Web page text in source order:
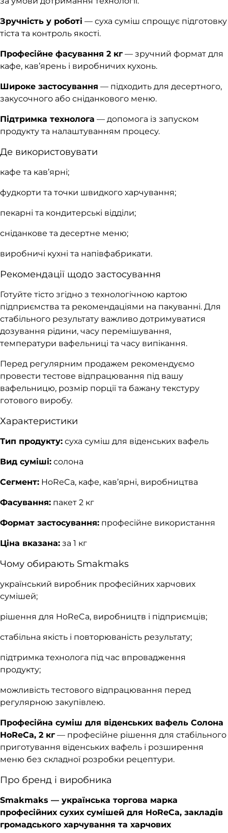
Зручність у роботі — суха суміш спрощує підготовку
тіста та контроль якості.
Професійне фасування 2 кг— зручний формат для
кафе, кав’ярень і виробничих кухонь.
Широке застосування — підходить для десертного,
закусочного або сніданкового меню.
Підтримка технолога — допомога із запуском
продукту та налаштуванням процесу.
Де використовувати
кафе та кав’ярні;
фудкорти та точки швидкого харчування;
пекарні та кондитерські відділи;
сніданкове та десертне меню;
виробничі кухні та напівфабрикати.
Рекомендації щодо застосування
Готуйте тісто згідно з технологічною картою
підприємства та рекомендаціями на пакуванні. Для
стабільного результату важливо дотримуватися
дозування рідини, часу перемішування,
температури вафельниці та часу випікання.
Перед регулярним продажем рекомендуємо
провести тестове відпрацювання під вашу
вафельницю, розмір порції та бажану текстуру
готового виробу.
Характеристики
Тип продукту: суха суміш для віденських вафель
Вид суміші: солона
Сегмент: HoReCa, кафе, кав’ярні, виробництва
Фасування: пакет 2 кг
Формат застосування: професійне використання
Ціна вказана: за 1 кг
Чому обирають Smakmaks
український виробник професійних харчових
сумішей;
рішення для HoReCa, виробництв і підприємців;
стабільна якість і повторюваність результату;
підтримка технолога під час впровадження
продукту;
можливість тестового відпрацювання перед
регулярною закупівлею.
Професійна суміш для віденських вафель Солона
HoReCa, 2 кг— професійне рішення для стабільного
приготування віденських вафель і розширення
меню без складної розробки рецептури.
Про бренд і виробника
Smakmaks — українська торгова марка
професійних сухих сумішей для HoReCa, закладів
громадського харчування та харчових